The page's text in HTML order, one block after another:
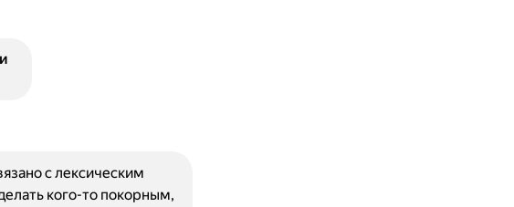
с лексическим
кого-то покорным,